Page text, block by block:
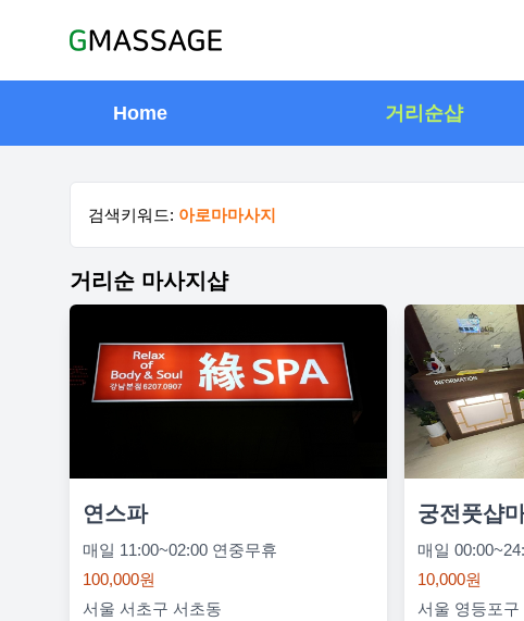
Home 거리순샵
검색키워드: 아로마마사지
거리순 마사지샵
연스파
매일 11:00~02:00 연중무휴
100,000원
서울 서초구 서초동
궁전풋샵
10,000원
서울 영등포